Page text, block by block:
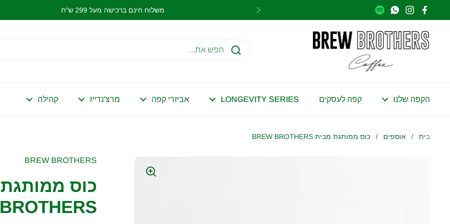
דלגו לתוכן
Facebook
Instagram
WhatsApp
הקודם משלוח חינם ברכישה מעל 299 ש"ח
הקפה שלנו קפה לעסקים LONGEVITY SERIES אביזרי קפה מרצ'נדייז קהילה
בית / אוספים / כוס ממותגת מבית BREW BROTHERS
BREW BROTHERS
BROTHERS